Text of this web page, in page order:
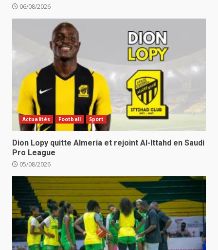
06/08/2026
Actualités Football Sport
Dion Lopy quitte Almeria et rejoint Al-Ittahd en Saudi
Pro League
05/08/2026